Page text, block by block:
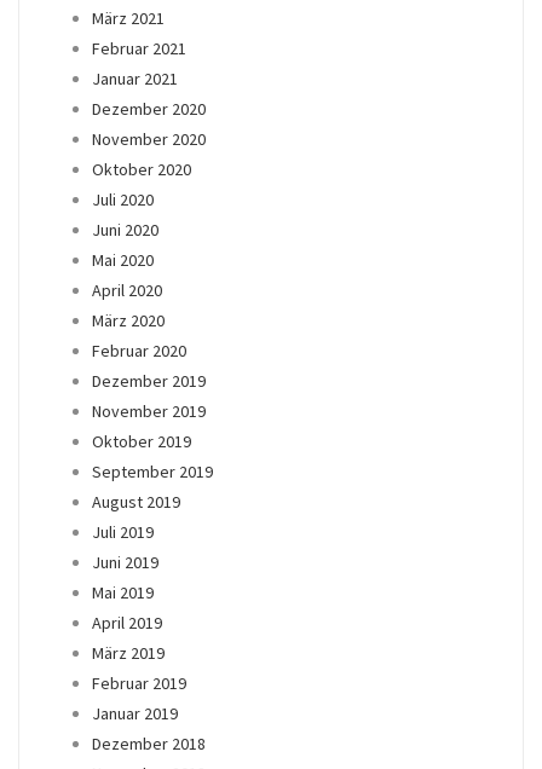
März 2021
Februar 2021
Januar 2021
Dezember 2020
November 2020
Oktober 2020
Juli 2020
Juni 2020
Mai 2020
April 2020
März 2020
Februar 2020
Dezember 2019
November 2019
Oktober 2019
September 2019
August 2019
Juli 2019
Juni 2019
Mai 2019
April 2019
März 2019
Februar 2019
Januar 2019
Dezember 2018